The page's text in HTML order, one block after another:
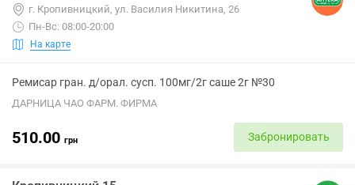
г. Кропивницкий, ул. Василия Никитина, 26
Пн-Вс: 08:00-20:00
На карте
Ремисар гран. д/орал. сусп. 100мг/2г саше 2г №30
ДАРНИЦА ЧАО ФАРМ. ФИРМА
510.00 грн Забронировать